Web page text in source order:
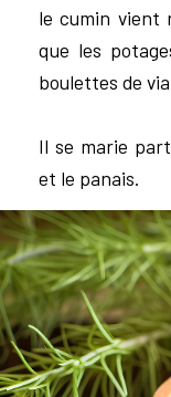
le cumin vient
que les
boulettes de
Il se marie
et le panais.